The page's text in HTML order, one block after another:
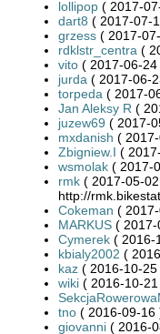
lollipop ( 2017-
dart8 ( 2017-07-
grzess ( 2017-
rdklstr_centra (
vito ( 2017-06-24
jurda ( 2017-06-
torpeda ( 2017-
Jan Aleksy R (
juzew69 ( 2017-
mxdanish (
Zbigniew.I (
wsmolak ( 2017-
rmk ( 2017-05-
http://
Cokeman (
MARKUS ( 2017-
Cymerek ( 2016-
kbialy2002 (
kaz ( 2016-10-25
wiki ( 2016-10-21
tno ( 2016-09-16
giovanni ( 2016-